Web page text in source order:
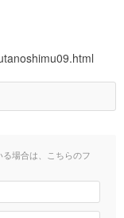
場合は、こちらのフ